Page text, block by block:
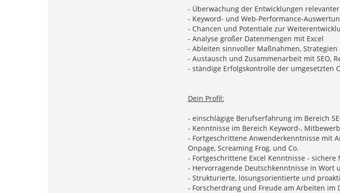
- Überwachung der Entwicklungen
- Keyword- und Web-Performance-
- Chancen und Potentiale zur
- Analyse großer Datenmengen mit Excel
- Ableiten sinnvoller Maßnahmen,
- Austausch und Zusammenarbeit mit SEO,
- ständige Erfolgskontrolle der
Dein Profil:
- einschlägige Berufserfahrung im Bereich
- Kenntnisse im Bereich Keyword-,
- Fortgeschrittene Anwenderkenntnisse mit
Onpage, Screaming Frog, und Co.
- Fortgeschrittene Excel Kenntnisse -
- Hervorragende Deutschkenntnisse in Wort
- Strukturierte, lösungsorientierte und
- Forscherdrang und Freude am Arbeiten im